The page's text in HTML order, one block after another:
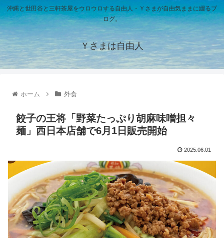
沖縄と世田谷と三軒茶屋をウロウロする自由人・Ｙさまが自由気ままに綴るブ
ログ。
Ｙさまは自由人
ホーム 外食
餃子の王将「野菜たっぷり胡麻味噌担々
麺」西日本店舗で6月1日販売開始
2025.06.01